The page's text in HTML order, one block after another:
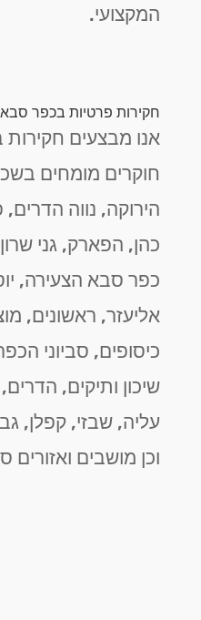
המקצועי.
חקירות פרטיות בכפר סבא
אנו מבצעים
חוקרים מומחים
הירוקה, נווה
כהן, הפארק, גני
כפר סבא הצעירה,
אליעזר, ראשונים,
כיסופים, סביוני
שיכון ותיקים,
עליה, שבזי, קפלן,
וכן מושבים